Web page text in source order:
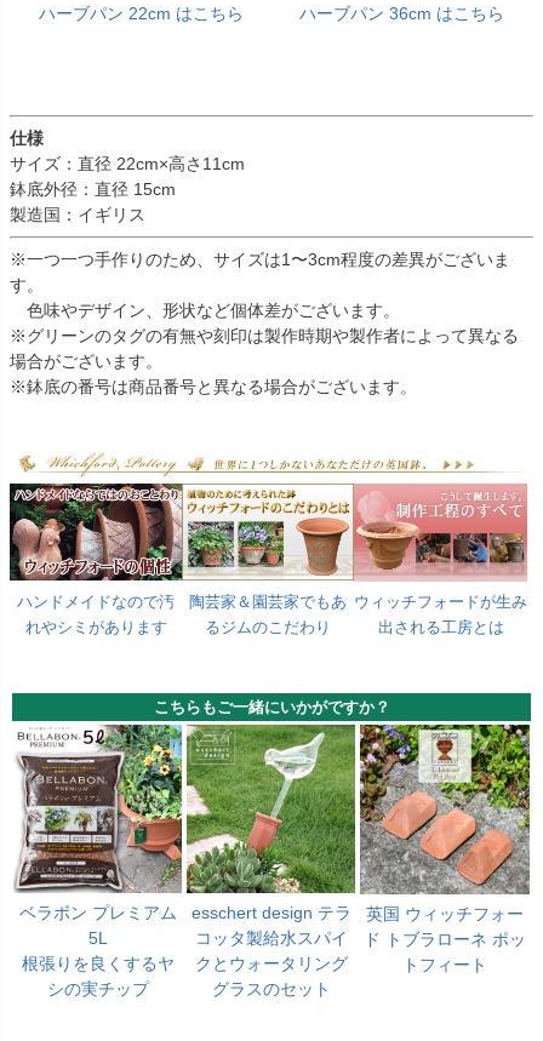
ハーブパン 22cm はこちら ハーブパン 36cm はこちら
仕様
サイズ：直径 22cm×高さ11cm
鉢底外径：直径 15cm
製造国：イギリス
※一つ一つ手作りのため、サイズは1〜3cm程度の差異がございま
す。
色味やデザイン、形状など個体差がございます。
※グリーンのタグの有無や刻印は製作時期や製作者によって異なる
場合がございます。
※鉢底の番号は商品番号と異なる場合がございます。
ハンドメイドなので汚
れやシミがあります
陶芸家＆園芸家でもあ
るジムのこだわり
ウィッチフォードが生み
出される工房とは
こちらもご一緒にいかがですか？
ベラボン プレミアム
5L
根張りを良くするヤ
シの実チップ
esschert design テラ
コッタ製給水スパイ
クとウォータリング
グラスのセット
英国 ウィッチフォー
ド トブラローネ ポッ
トフィート